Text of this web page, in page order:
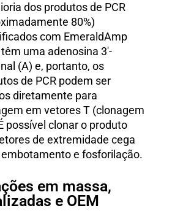
dos produtos de PCR
80%)
com EmeraldAmp
uma adenosina 3′-
(A) e, portanto, os
de PCR podem ser
​​diretamente para
em vetores T (clonagem
possível clonar o produto
de extremidade cega
e fosforilação.
em massa,
e OEM